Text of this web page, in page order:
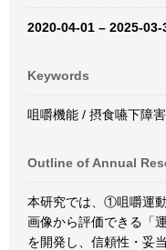
2020-04-01 – 2025-03-
Keywords
咀嚼機能 / 摂食嚥下障害
Outline of Annual
本研究では、①咀嚼運
画像から評価できる「
を開発し、信頼性・妥